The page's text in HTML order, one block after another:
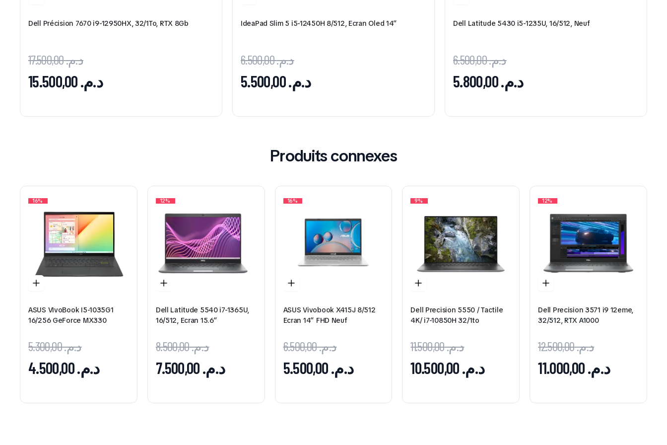
Dell Précision 7670 i9-12950HX, 32/1To, RTX 8Gb
د.م.17.500,00
د.م.
IdeaPad Slim 5 i5-12450H 8/512, Ecran Oled 14″
د.م.6.500,00
د.م.5.500,00
Dell Latitude 5430 i5-1235U, 16/512, Neuf
د.م.6.500,00
د.م.5.800,00
Produits connexes
16%
ASUS VIvoBook I5-1035G1
16/256 GeForce MX330
د.م.5.300,00
د.م.4.500,00
12%
Dell Latitude 5540 i7-1365U,
16/512, Ecran 15.6″
د.م.8.500,00
د.م.
16%
ASUS Vivobook X415J 8/512
Ecran 14″ FHD Neuf
د.م.6.500,00
د.م.
9%
Dell Precision 5550 / Tactile
4K/ i7-10850H 32/1to
د.م.11.500,00
د.م.
12%
Dell Precision 3571 i9 12eme,
32/512, RTX A1000
د.م.12.500,00
د.م.